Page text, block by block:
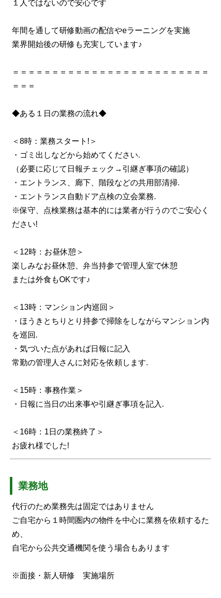
１人ではないので安心です
年間を通して研修動画の配信やeラーニングを実施
業界開始後の研修も充実しています♪
＝＝＝＝＝＝＝＝＝＝＝＝＝＝＝＝＝＝＝＝＝＝＝＝＝
＝＝＝
◆ある１日の業務の流れ◆
＜8時：業務スタート!＞
・ゴミ出しなどから始めてください.
（必要に応じて日報チェック→引継ぎ事項の確認）
・エントランス、廊下、階段などの共用部清掃.
・エントランス自動ドア点検の立会業務.
※保守、点検業務は基本的には業者が行うのでご安心く
ださい!
＜12時：お昼休憩＞
楽しみなお昼休憩、弁当持参で管理人室で休憩
または外食もOKです♪
＜13時：マンション内巡回＞
・ほうきとちりとり持参で掃除をしながらマンション内
を巡回.
・気づいた点があれば日報に記入
常勤の管理人さんに対応を依頼します.
＜15時：事務作業＞
・日報に当日の出来事や引継ぎ事項を記入.
＜16時：1日の業務終了＞
お疲れ様でした!
業務地
代行のため業務先は固定ではありません
ご自宅から１時間圏内の物件を中心に業務を依頼するた
め、
自宅から公共交通機関を使う場合もあります
※面接・新人研修 実施場所